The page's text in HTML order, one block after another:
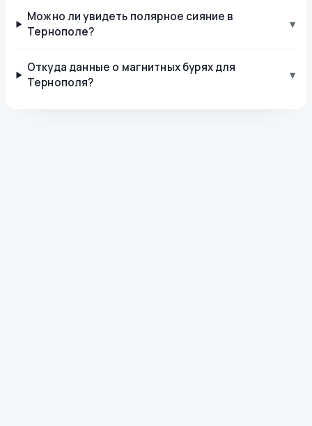
Можно ли увидеть полярное сияние в
Тернополе?
▾
Откуда данные о магнитных бурях для
Тернополя?
▾